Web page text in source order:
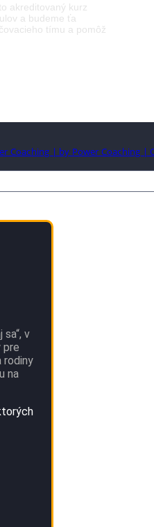
akreditovaný kurz
a budeme ťa
tímu a pomôž
Coaching | by Power Coaching |
v
pre
rodiny
na